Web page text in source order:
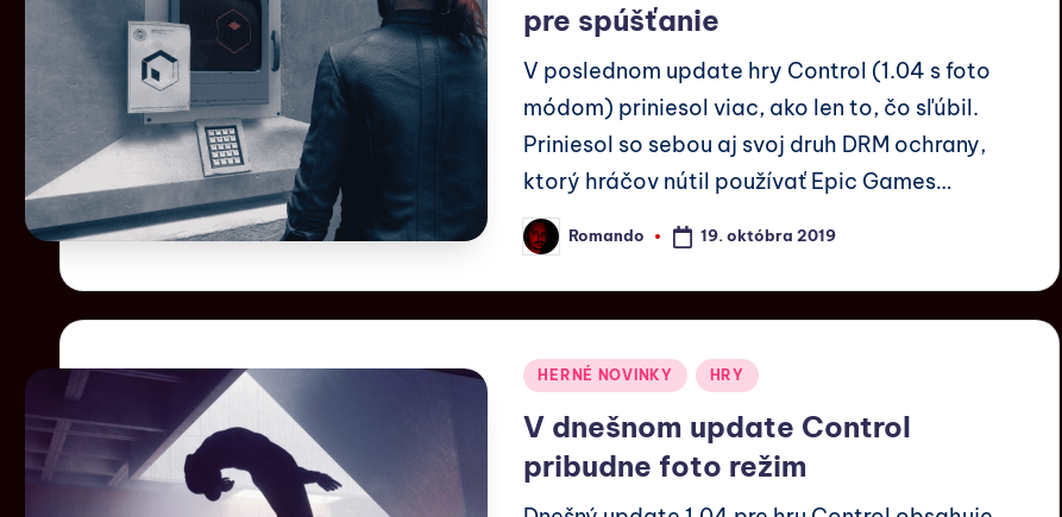
pre spúšťanie
V poslednom update hry Control (1.04 s foto
módom) priniesol viac, ako len to, čo sľúbil.
Priniesol so sebou aj svoj druh DRM ochrany,
ktorý hráčov nútil používať Epic Games…
Romando 19. októbra 2019
HERNÉ NOVINKY HRY
V dnešnom update Control
pribudne foto režim